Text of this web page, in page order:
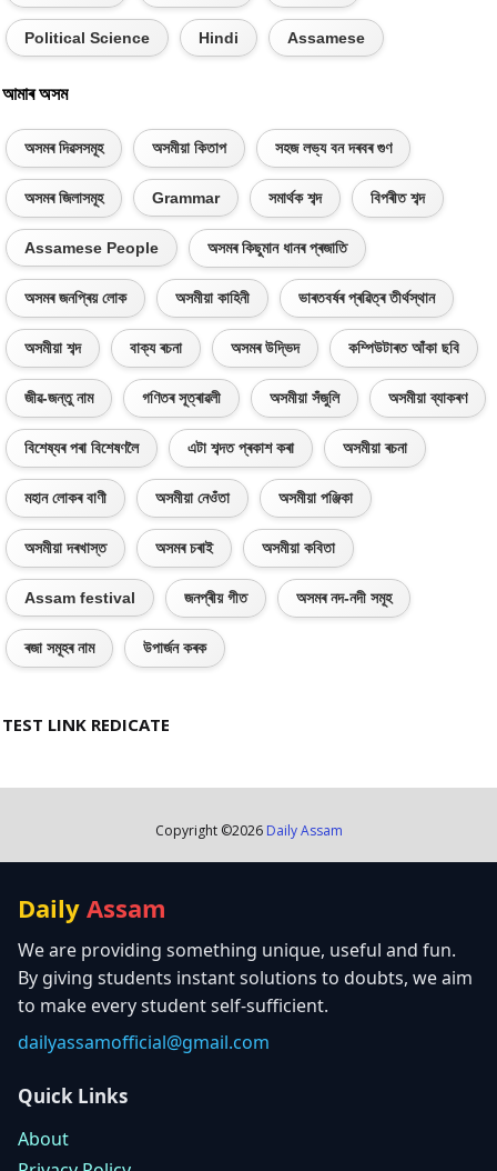
Political Science Hindi Assamese
আমাৰ অসম
অসমৰ দিৱসসমূহ অসমীয়া কিতাপ সহজ লভ্য বন দৰবৰ গুণ
অসমৰ জিলাসমূহ Grammar সমাৰ্থক শব্দ বিপৰীত শব্দ
Assamese People অসমৰ কিছুমান ধানৰ প্ৰজাতি
অসমৰ জনপ্ৰিয় লোক অসমীয়া কাহিনী ভাৰতবৰ্ষৰ প্ৰৱিত্ৰ তীৰ্থস্থান
অসমীয়া শব্দ বাক্য ৰচনা অসমৰ উদ্ভিদ কম্পিউটাৰত আঁকা ছবি
জীৱ-জন্তু নাম গণিতৰ সূত্ৰাৱলী অসমীয়া সঁজুলি অসমীয়া ব্যাকৰণ
বিশেষ্যৰ পৰা বিশেষণলৈ এটা শব্দত প্ৰকাশ কৰা অসমীয়া ৰচনা
মহান লোকৰ বাণী অসমীয়া নেওঁতা অসমীয়া পঞ্জিকা
অসমীয়া দৰখাস্ত অসমৰ চৰাই অসমীয়া কবিতা
Assam festival জনপ্ৰীয় গীত অসমৰ নদ-নদী সমূহ
ৰজা সমূহৰ নাম উপাৰ্জন কৰক
TEST LINK REDICATE
Copyright ©2026 Daily Assam
Daily Assam
We are providing something unique, useful and fun.
By giving students instant solutions to doubts, we aim
to make every student self-sufficient.
dailyassamofficial@gmail.com
Quick Links
About